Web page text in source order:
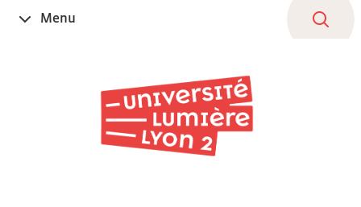
OuvrirMenu